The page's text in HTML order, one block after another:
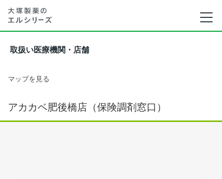
取扱い医療機関・店舗
マップを見る
アカカベ肥後橋店（保険調剤窓口）